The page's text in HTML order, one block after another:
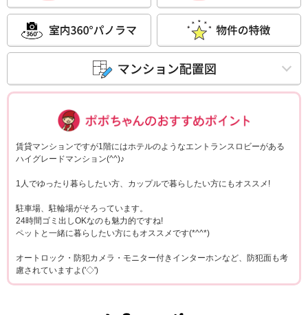
賃貸マンションですが1階にはホテルのようなエントランスロビーがある
ハイグレードマンション(^^)♪
1人でゆったり暮らしたい方、カップルで暮らしたい方にもオススメ!
駐車場、駐輪場がそろっています。
24時間ゴミ出しOKなのも魅力的ですね!
ペットと一緒に暮らしたい方にもオススメです(*^^*)
オートロック・防犯カメラ・モニター付きインターホンなど、防犯面も考
慮されていますよ('◇')ゞ